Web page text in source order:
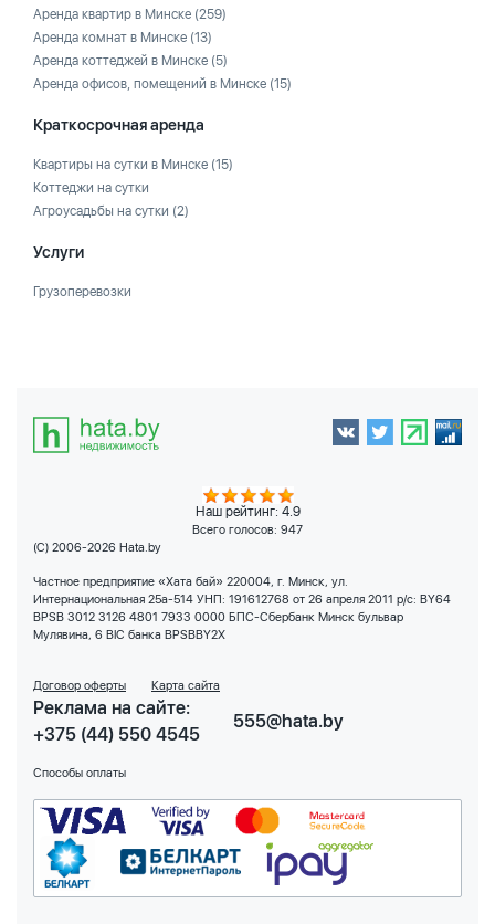
Аренда квартир в Минске (259)
Аренда комнат в Минске (13)
Аренда коттеджей в Минске (5)
Аренда офисов, помещений в Минске (15)
Краткосрочная аренда
Квартиры на сутки в Минске (15)
Коттеджи на сутки
Агроусадьбы на сутки (2)
Услуги
Грузоперевозки
Наш рейтинг: 4.9
Всего голосов: 947
(C) 2006-2026 Hata.by
Частное предприятие «Хата бай» 220004, г. Минск, ул.
Интернациональная 25а-514 УНП: 191612768 от 26 апреля 2011 р/с: BY64
BPSB 3012 3126 4801 7933 0000 БПС-Сбербанк Минск бульвар
Мулявина, 6 BIC банка BPSBBY2X
Договор оферты Карта сайта
Реклама на сайте:
+375 (44) 550 4545
555@hata.by
Способы оплаты